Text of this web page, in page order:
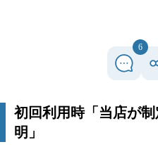
6
初回利用時「当店が
明」